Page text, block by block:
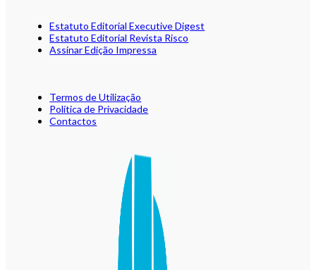
Estatuto Editorial Executive Digest
Estatuto Editorial Revista Risco
Assinar Edição Impressa
Termos de Utilização
Política de Privacidade
Contactos